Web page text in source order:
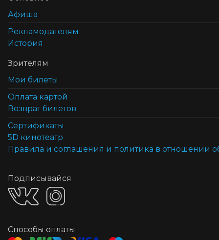
Афиша
Рекламодателям
История
Зрителям
Мои билеты
Оплата картой
Возврат билетов
Cертификаты
5D кинотеатр
Правила и соглашения и политика в отношении
Подписывайся
Способы оплаты